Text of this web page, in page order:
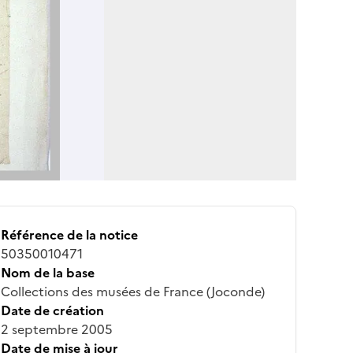
Référence de la notice
50350010471
Nom de la base
Collections des musées de France (Joconde)
Date de création
2 septembre 2005
Date de mise à jour